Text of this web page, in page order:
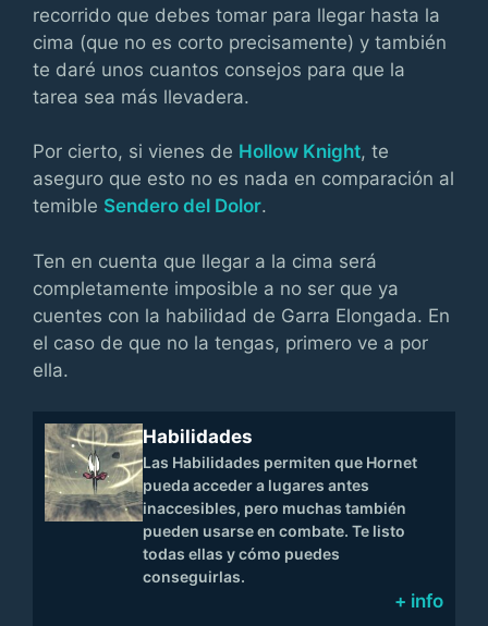
recorrido que debes tomar para llegar hasta la
cima (que no es corto precisamente) y también
te daré unos cuantos consejos para que la
tarea sea más llevadera.
Por cierto, si vienes de Hollow Knight, te
aseguro que esto no es nada en comparación al
temible Sendero del Dolor.
Ten en cuenta que llegar a la cima será
completamente imposible a no ser que ya
cuentes con la habilidad de Garra Elongada. En
el caso de que no la tengas, primero ve a por
ella.
Habilidades
Las Habilidades permiten que Hornet
pueda acceder a lugares antes
inaccesibles, pero muchas también
pueden usarse en combate. Te listo
todas ellas y cómo puedes
conseguirlas.
+ info